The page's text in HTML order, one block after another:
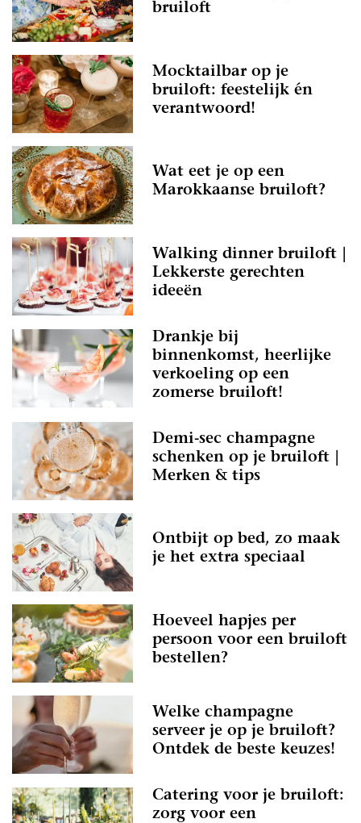
bruiloft
Mocktailbar op je
bruiloft: feestelijk én
verantwoord!
Wat eet je op een
Marokkaanse bruiloft?
Walking dinner bruiloft |
Lekkerste gerechten
ideeën
Drankje bij
binnenkomst, heerlijke
verkoeling op een
zomerse bruiloft!
Demi-sec champagne
schenken op je bruiloft |
Merken & tips
Ontbijt op bed, zo maak
je het extra speciaal
Hoeveel hapjes per
persoon voor een bruiloft
bestellen?
Welke champagne
serveer je op je bruiloft?
Ontdek de beste keuzes!
Catering voor je bruiloft:
zorg voor een